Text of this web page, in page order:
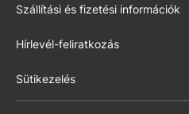
Szállítási és fizetési információk
Hírlevél-feliratkozás
Sütikezelés